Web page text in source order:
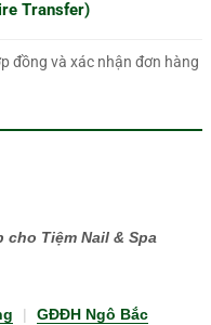
Transfer)
đồng và xác nhận đơn hàng
Tiệm Nail & Spa
| GĐĐH Ngô Bắc